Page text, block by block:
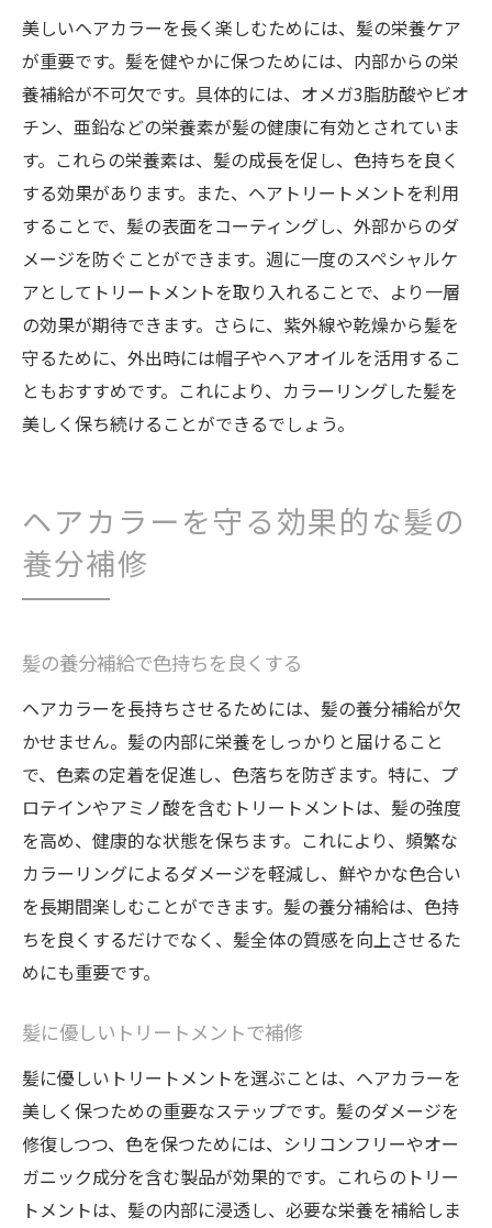
美しいヘアカラーを長く楽しむためには、髪の栄養ケア
が重要です。髪を健やかに保つためには、内部からの栄
養補給が不可欠です。具体的には、オメガ3脂肪酸やビオ
チン、亜鉛などの栄養素が髪の健康に有効とされていま
す。これらの栄養素は、髪の成長を促し、色持ちを良く
する効果があります。また、ヘアトリートメントを利用
することで、髪の表面をコーティングし、外部からのダ
メージを防ぐことができます。週に一度のスペシャルケ
アとしてトリートメントを取り入れることで、より一層
の効果が期待できます。さらに、紫外線や乾燥から髪を
守るために、外出時には帽子やヘアオイルを活用するこ
ともおすすめです。これにより、カラーリングした髪を
美しく保ち続けることができるでしょう。
ヘアカラーを守る効果的な髪の
養分補修
髪の養分補給で色持ちを良くする
ヘアカラーを長持ちさせるためには、髪の養分補給が欠
かせません。髪の内部に栄養をしっかりと届けること
で、色素の定着を促進し、色落ちを防ぎます。特に、プ
ロテインやアミノ酸を含むトリートメントは、髪の強度
を高め、健康的な状態を保ちます。これにより、頻繁な
カラーリングによるダメージを軽減し、鮮やかな色合い
を長期間楽しむことができます。髪の養分補給は、色持
ちを良くするだけでなく、髪全体の質感を向上させるた
めにも重要です。
髪に優しいトリートメントで補修
髪に優しいトリートメントを選ぶことは、ヘアカラーを
美しく保つための重要なステップです。髪のダメージを
修復しつつ、色を保つためには、シリコンフリーやオー
ガニック成分を含む製品が効果的です。これらのトリー
トメントは、髪の内部に浸透し、必要な栄養を補給しま